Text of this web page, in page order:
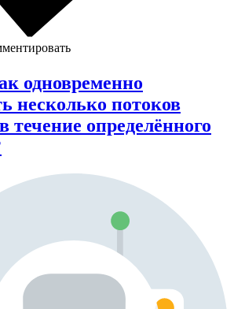
одновременно
несколько потоков
течение определённого